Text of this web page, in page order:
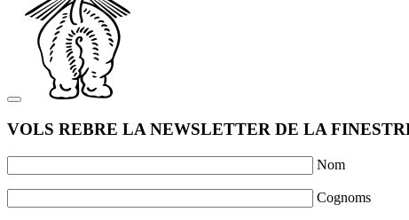
VOLS REBRE LA NEWSLETTER DE LA
Nom
Cognoms